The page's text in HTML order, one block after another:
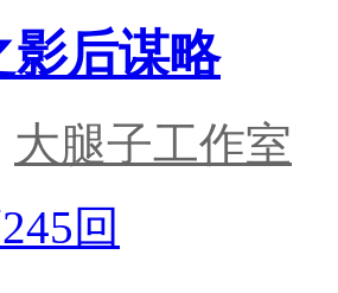
影后谋略
大腿子工作室
回